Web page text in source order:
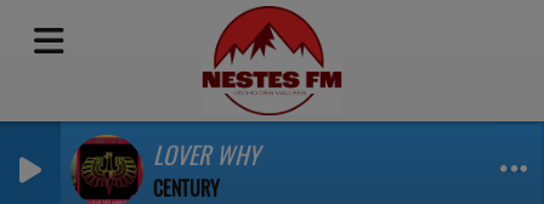
LOVER WHY
CENTURY